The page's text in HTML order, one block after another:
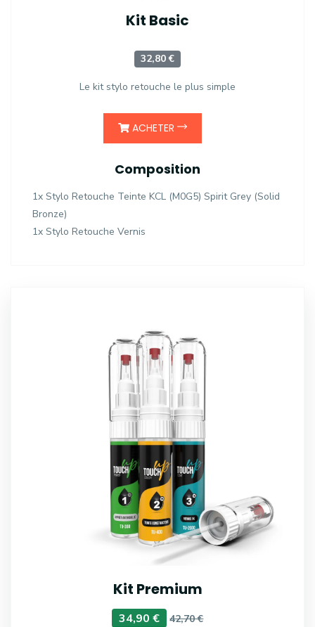
Kit Basic
32,80 €
Le kit stylo retouche le plus simple
ACHETER
Composition
1x Stylo Retouche Teinte KCL (M0G5) Spirit Grey (Solid
Bronze)
1x Stylo Retouche Vernis
Kit Premium
34,90 € 42,70 €